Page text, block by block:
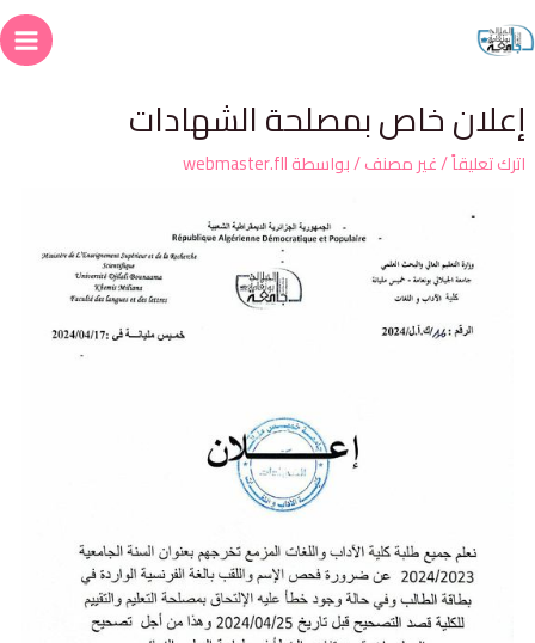
خاص بمصلحة الشهادات
تعليقاً/غير مصنف/ بواسطةwebmaster.fll